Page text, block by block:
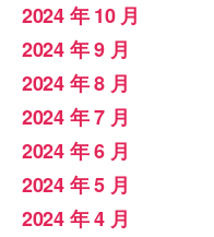
2024 年 10 月
2024 年 9 月
2024 年 8 月
2024 年 7 月
2024 年 6 月
2024 年 5 月
2024 年 4 月